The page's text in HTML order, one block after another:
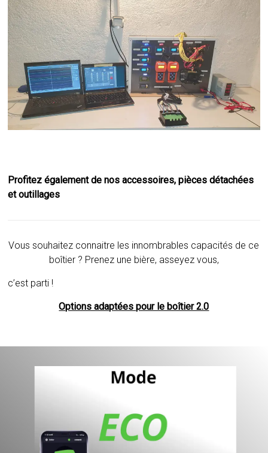
Profitez également de nos accessoires, pièces détachées
et outillages
Vous souhaitez connaitre les innombrables capacités de ce
boîtier ? Prenez une bière, asseyez vous,
c’est parti !
Options adaptées pour le boîtier 2.0